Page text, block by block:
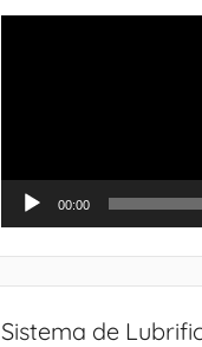
00:00
Sistema de